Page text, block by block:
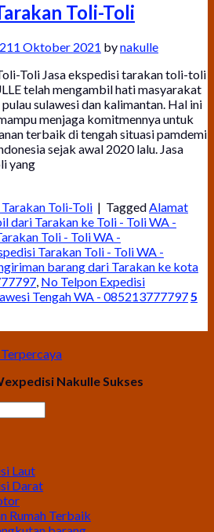
Toli-Toli
1 Oktober 2021 bynakulle
Toli Jasa ekspedisi tarakan toli-toli
telah mengambil hati masyarakat
sulawesi dan kalimantan. Hal ini
menjaga komitmennya untuk
terbaik di tengah situasi pamdemi
sejak awal 2020 lalu. Jasa
yang
Toli-Toli | TaggedAlamat
dari Tarakan ke Toli - Toli WA -
Toli - Toli WA -
Tarakan Toli - Toli WA -
barang dari Tarakan ke kota
, No Telpon Expedisi
Tengah WA - 0852137777975
Nakulle Sukses
Laut
Darat
Rumah Terbaik